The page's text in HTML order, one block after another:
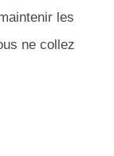
les
ne collez